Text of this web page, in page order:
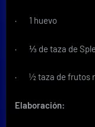
· 1 huevo
· ⅓ de taza de
· ½ taza de frutos
Elaboración: